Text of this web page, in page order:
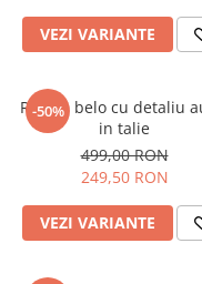
VEZI VARIANTE
-50%
Rochie belo cu detaliu
in talie
499,00 RON
249,50 RON
VEZI VARIANTE